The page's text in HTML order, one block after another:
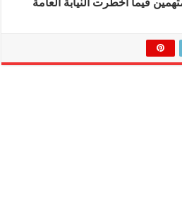
فيما أخطرت النيابة العامة